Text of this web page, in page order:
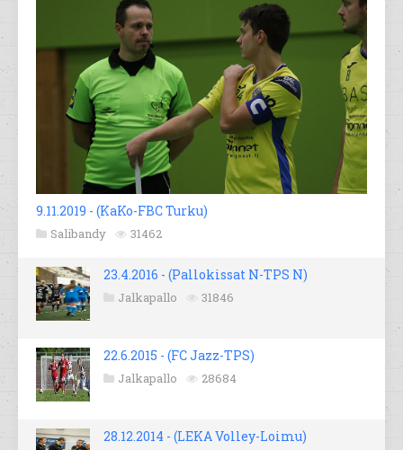
9.11.2019 - (KaKo-FBC Turku)
Salibandy 31462
23.4.2016 - (Pallokissat N-TPS N)
Jalkapallo 31846
22.6.2015 - (FC Jazz-TPS)
Jalkapallo 28684
28.12.2014 - (LEKA Volley-Loimu)